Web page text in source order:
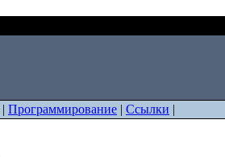
| Программирование | Ссылки |